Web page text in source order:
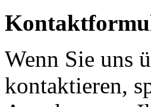
Wenn Sie uns
kontaktieren,